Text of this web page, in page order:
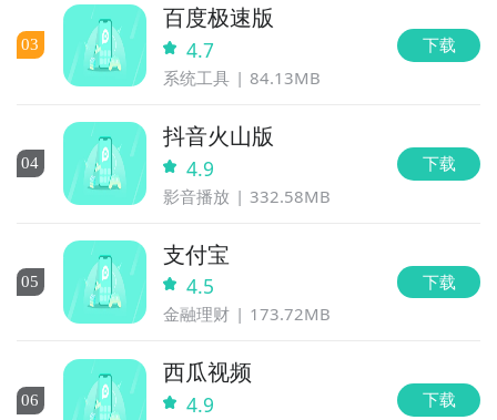
03
百度极速版
4.7
系统工具 84.13MB
下载
04
抖音火山版
4.9
影音播放 332.58MB
下载
05
支付宝
4.5
金融理财 173.72MB
下载
06
西瓜视频
4.9 下载